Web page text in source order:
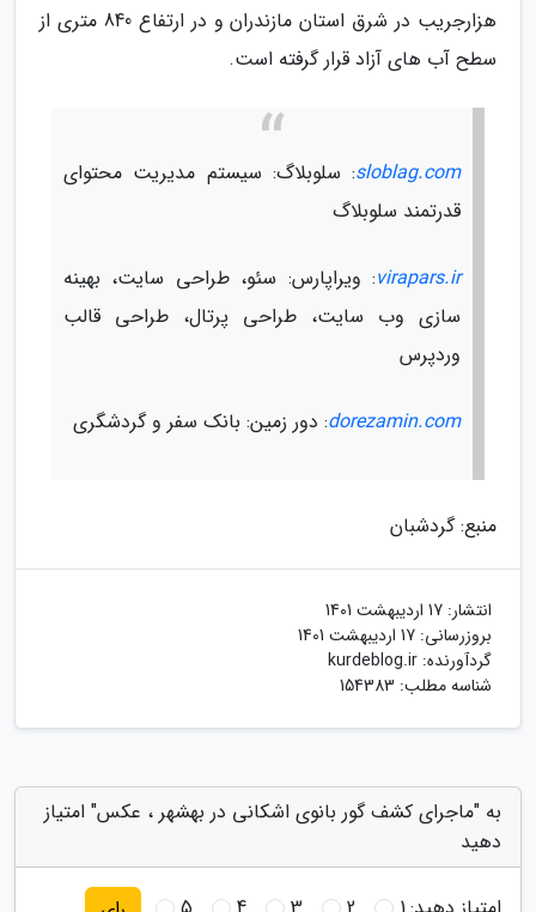
هزارجریب در شرق استان مازندران و در ارتفاع 840 متری از
سطح آب های آزاد قرار گرفته است.
sloblag.com: سلوبلاگ: سیستم مدیریت محتوای
قدرتمند سلوبلاگ
virapars.ir: ویراپارس: سئو، طراحی سایت، بهینه
سازی وب سایت، طراحی پرتال، طراحی قالب
وردپرس
dorezamin.com: دور زمین: بانک سفر و گردشگری
منبع: گردشبان
انتشار: 17 اردیبهشت 1401
بروزرسانی: 17 اردیبهشت 1401
گردآورنده: kurdeblog.ir
شناسه مطلب: 154383
به "ماجرای کشف گور بانوی اشکانی در بهشهر ، عکس" امتیاز
دهید